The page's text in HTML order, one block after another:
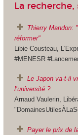
La
Thierry Mandon:
réformer"
Libie Cousteau,
#MENESR
Le Japon va-t-il
l’université ?
Arnaud Vaulerin,
Payer le prix de